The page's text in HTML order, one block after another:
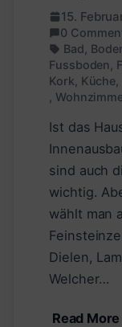
15.
0
Bad
Fussboden
Kork Küche
Ist das
sind auch
wichtig.
wählt man
Dielen,
Welcher…
Read More